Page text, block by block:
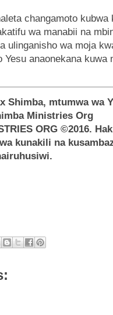
changamoto
wa manabii na
ulinganisho wa moja
Yesu anaonekana
Shimba, mtumwa wa
Ministries Org
ORG ©2016.
kunakili na